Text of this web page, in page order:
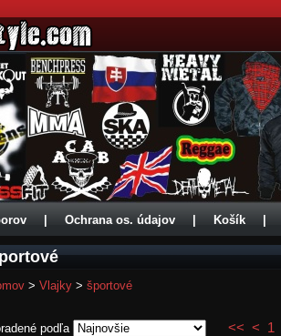
Ochrana os. údajov Košík
> Vlajky > športové
podľa << < 1